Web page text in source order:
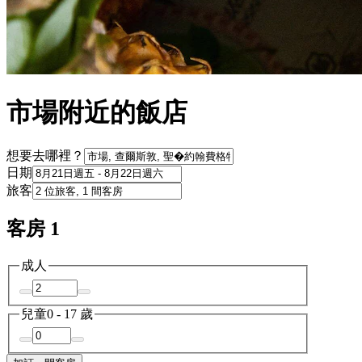
市場附近的飯店
想要去哪裡？
日期
旅客
客房 1
成人
兒童0 - 17 歲